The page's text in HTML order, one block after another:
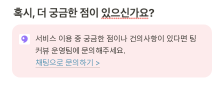
서비스 이용 중 궁금한 점이나 건의사항이 있다면 팅
채팅으로 문의하기 >